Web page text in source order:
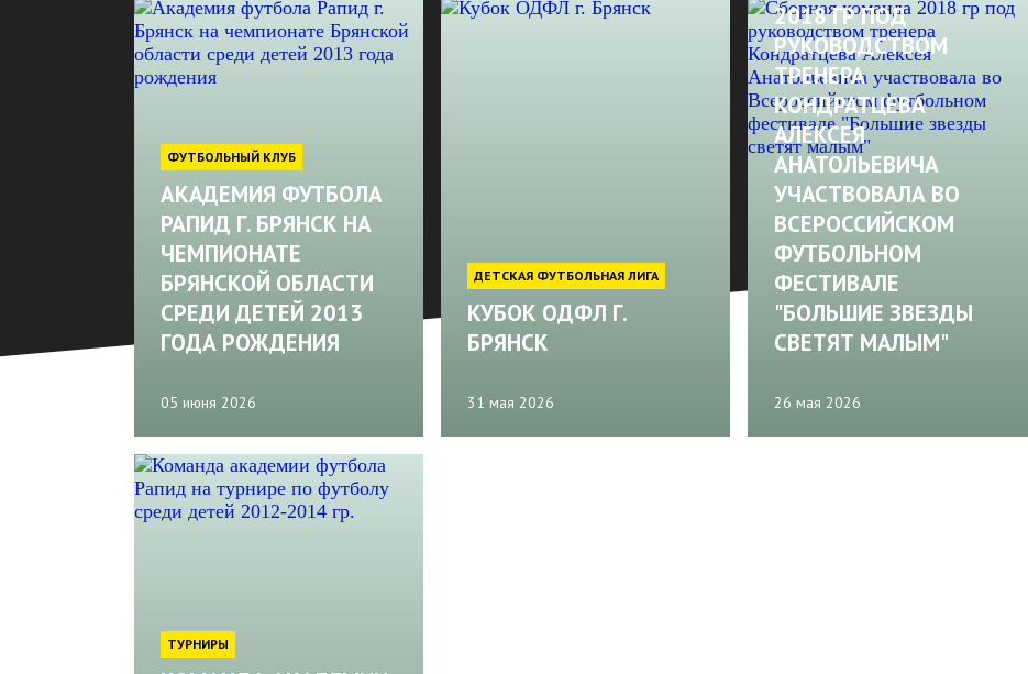
ФУТБОЛЬНЫЙ КЛУБ
АКАДЕМИЯ ФУТБОЛА
РАПИД Г. БРЯНСК НА
ЧЕМПИОНАТЕ
БРЯНСКОЙ ОБЛАСТИ
СРЕДИ ДЕТЕЙ 2013
ГОДА РОЖДЕНИЯ
05 июня 2026
ДЕТСКАЯ ФУТБОЛЬНАЯ ЛИГА
КУБОК ОДФЛ Г.
БРЯНСК
31 мая 2026
2018 ГР ПОД
РУКОВОДСТВОМ
ТРЕНЕРА
КОНДРАТЦЕВА
АЛЕКСЕЯ
АНАТОЛЬЕВИЧА
УЧАСТВОВАЛА ВО
ВСЕРОССИЙСКОМ
ФУТБОЛЬНОМ
ФЕСТИВАЛЕ
"БОЛЬШИЕ ЗВЕЗДЫ
СВЕТЯТ МАЛЫМ"
26 мая 2026
ТУРНИРЫ